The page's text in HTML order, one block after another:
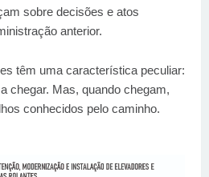
sobre decisões e atos
anterior.
têm uma característica peculiar:
chegar. Mas, quando chegam,
conhecidos pelo caminho.